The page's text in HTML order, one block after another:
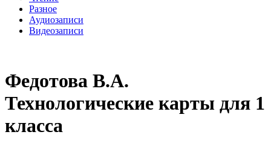
Разное
Аудиозаписи
Видеозаписи
Федотова В.А.
Технологические карты для 1
класса